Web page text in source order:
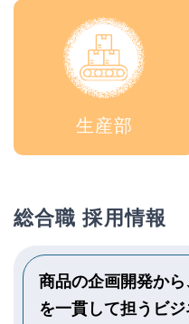
生産部
総合職 採用情報
商品の企画開発か
を一貫して担うビ